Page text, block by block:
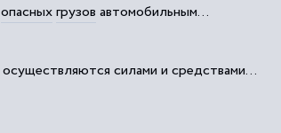
опасныхгрузов автомобильным...
осуществляются силами и средствами...